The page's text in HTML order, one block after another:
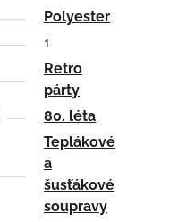
Polyester
1
Retro
párty
80. léta
Teplákové
a
šusťákové
soupravy